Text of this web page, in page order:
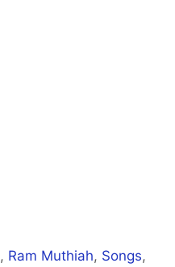
, Ram Muthiah, Songs,